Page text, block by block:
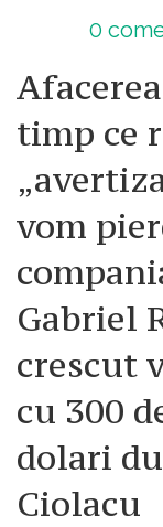
0
timp ce
vom
Gabriel
crescut
cu 300
dolari
Ciolacu